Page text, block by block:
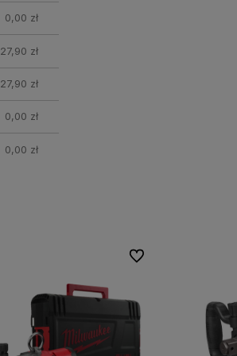
0,00 zł
27,90 zł
27,90 zł
0,00 zł
0,00 zł
Do ulubionych
Do ulubionych